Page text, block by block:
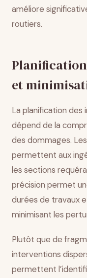
améliore
routiers.
et
La planification
dépend de la
des dommages.
permettent aux
les sections
précision permet
durées de travaux
minimisant les
Plutôt que de
interventions
permettent